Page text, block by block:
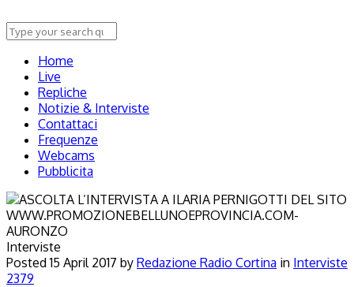
Home
Live
Repliche
Notizie & Interviste
Contattaci
Frequenze
Webcams
Pubblicita
Interviste
Posted15 April 2017 by Redazione Radio Cortina in Interviste
2379